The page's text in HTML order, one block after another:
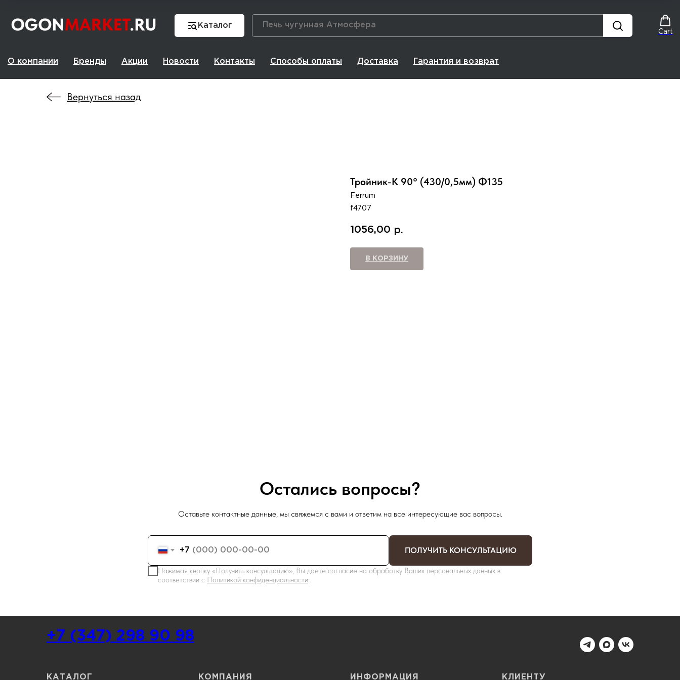
Каталог
Cart
О компании Бренды Акции Новости Контакты Способы оплаты Доставка Гарантия и возврат
Вернуться назад
Тройник-К 90° (430/0,5мм) Ф135
Ferrum
f4707
1056,00 р.
В КОРЗИНУ
Остались вопросы?
Оставьте контактные данные, мы свяжемся с вами и ответим на все интересующие вас вопросы.
+7
Нажимая кнопку «Получить консультацию», Вы даете согласие на обработку Ваших персональных данных в
соответствии с Политикой конфиденциальности.
ПОЛУЧИТЬ КОНСУЛЬТАЦИЮ
+7 (347) 298 90 98
КАТАЛОГ КОМПАНИЯ ИНФОРМАЦИЯ КЛИЕНТУ